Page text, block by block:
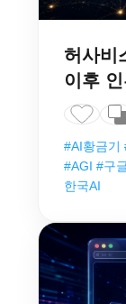
허사비
이후
#AI황금기
#AGI #구
한국AI